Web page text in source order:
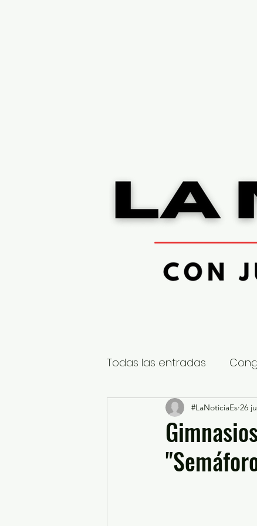
Todas las entradas
Nacional
Educación y Cultura
#LaNoticiaEs 26